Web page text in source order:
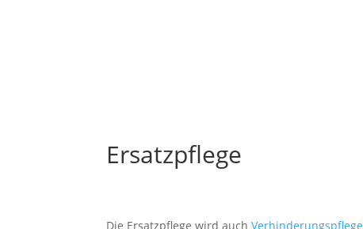
Ersatzpflege
Die Ersatzpflege wird auchVerhinderungspflege